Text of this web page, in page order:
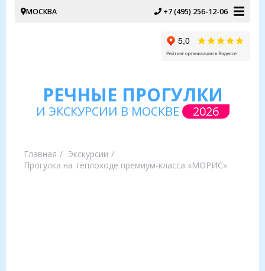
МОСКВА +7 (495) 256-12-06
РЕЧНЫЕ ПРОГУЛКИ
И ЭКСКУРСИИ В МОСКВЕ 2026
Главная
Экскурсии
Прогулка на теплоходе премиум-класса «МОРИС»